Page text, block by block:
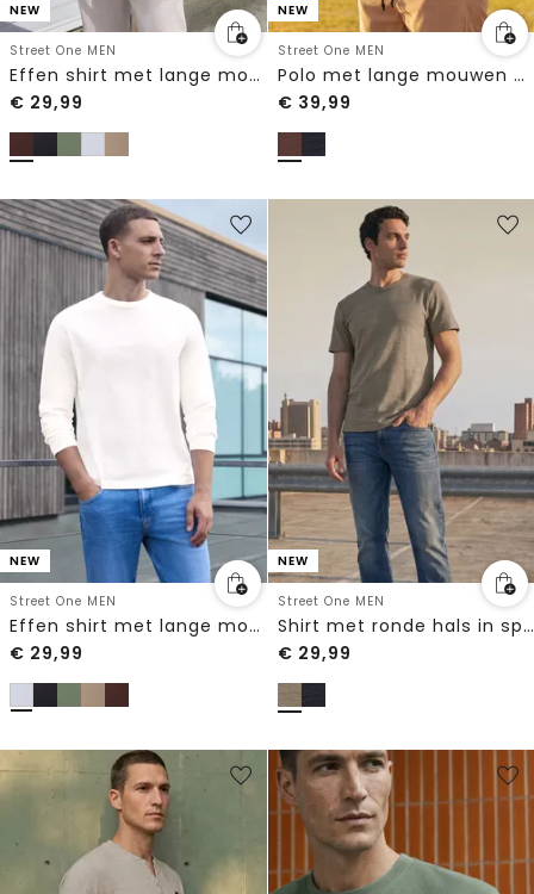
NEW
Street One MEN
Effen shirt met lange mouwen en ronde hals
€ 29,99
NEW
Street One MEN
Polo met lange mouwen van katoen
€ 39,99
NEW
Street One MEN
Effen shirt met lange mouwen en ronde hals
€ 29,99
NEW
Street One MEN
Shirt met ronde hals in space-dye-look
€ 29,99